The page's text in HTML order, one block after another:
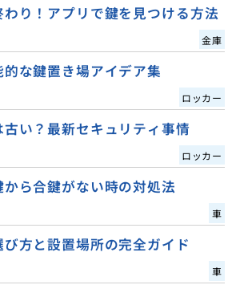
り！アプリで鍵を見つける方法
金庫
な鍵置き場アイデア集
ロッカー
い？最新セキュリティ事情
ロッカー
ら合鍵がない時の対処法
車
方と設置場所の完全ガイド
車